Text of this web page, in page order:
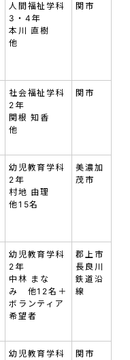
人間福祉学科
3・4年
本川 直樹
他
関市
社会福祉学科
2年
関根 知香
他
関市
幼児教育学科
2年
村地 由理
他15名
美濃加
茂市
幼児教育学科
2年
中林 まな
み 他12名＋
ボランティア
希望者
郡上市
長良川
鉄道沿
線
幼児教育学科
関市